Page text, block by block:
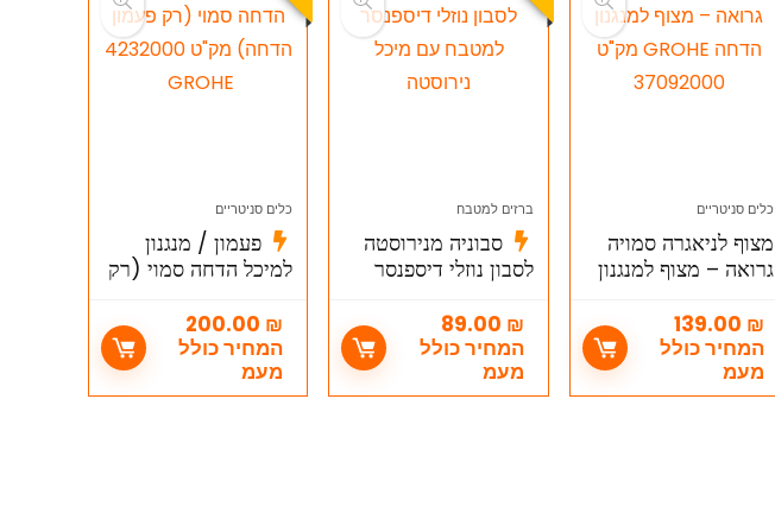
כלים סניטריים
מצוף לניאגרה סמויה
גרואה – מצוף למנגנון
37092000
139.00 ₪
המחיר כולל
מעמ
ברזים למטבח
סבוניה מנירוסטה
לסבון נוזלי דיספנסר
נירוסטה
89.00 ₪
המחיר כולל
מעמ
כלים סניטריים
פעמון / מנגנון
למיכל הדחה סמוי (רק
4232000 GROHE
200.00 ₪
המחיר כולל
מעמ